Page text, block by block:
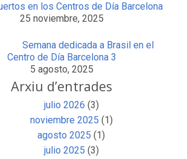
en los Centros de Día Barcelona
25 noviembre, 2025
Semana dedicada a Brasil en el
Centro de Día Barcelona 3
5 agosto, 2025
Arxiu d’entrades
julio 2026 (3)
noviembre 2025 (1)
agosto 2025 (1)
julio 2025 (3)